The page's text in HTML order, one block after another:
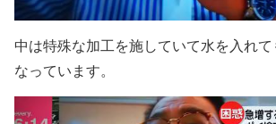
中は特殊な加工を施していて水を入れ
なっています。